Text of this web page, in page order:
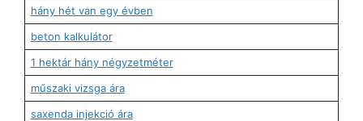
hány hét van egy évben
beton kalkulátor
1 hektár hány négyzetméter
műszaki vizsga ára
saxenda injekció ára